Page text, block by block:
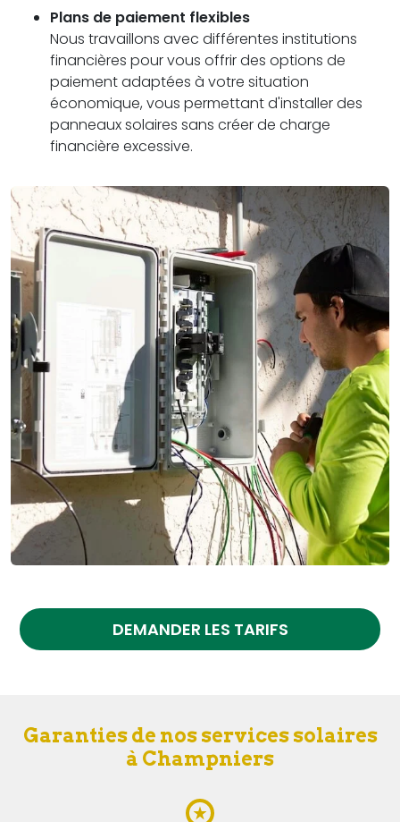
Plans de paiement flexibles
Nous travaillons avec différentes institutions
financières pour vous offrir des options de
paiement adaptées à votre situation
économique, vous permettant d'installer des
panneaux solaires sans créer de charge
financière excessive.
DEMANDER LES TARIFS
Garanties de nos services solaires
à Champniers